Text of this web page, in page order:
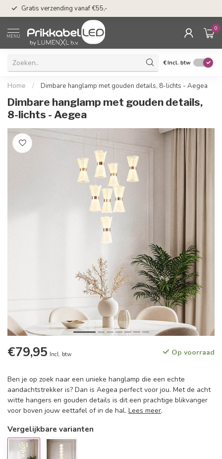
Gratis verzending vanaf €55,-
MENU
0
€Incl. btw
Home / Dimbare hanglamp met gouden details, 8-lichts - Aegea
Dimbare hanglamp met gouden details,
8-lichts - Aegea
€79,95 Incl. btw Op voorraad
Ben je op zoek naar een unieke hanglamp die een echte
aandachtstrekker is? Dan is Aegea perfect voor jou. Met de acht
witte hangers en gouden details is dit een prachtige blikvanger
voor boven jouw eettafel of in de hal. Lees meer.
Vergelijkbare varianten